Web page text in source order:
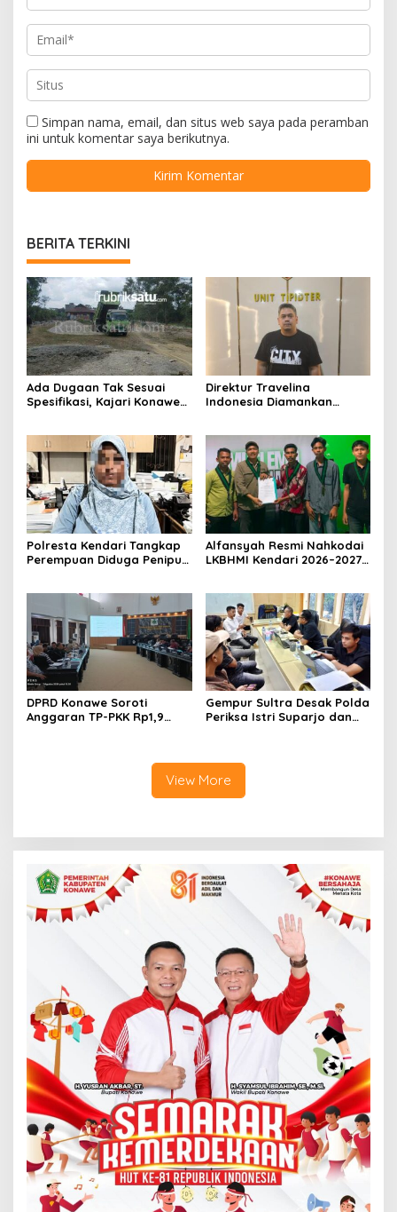
Simpan nama, email, dan situs web saya pada peramban
ini untuk komentar saya berikutnya.
BERITA TERKINI
Ada Dugaan Tak Sesuai
Spesifikasi, Kajari Konawe
Dihentikan
Direktur Travelina
Indonesia Diamankan
Umrah Masuk Babak Baru
Polresta Kendari Tangkap
Perempuan Diduga Penipu
Alfansyah Resmi Nahkodai
LKBHMI Kendari 2026–2027,
DPRD Konawe Soroti
Anggaran TP-PKK Rp1,9
Gempur Sultra Desak Polda
Periksa Istri Suparjo dan
View More